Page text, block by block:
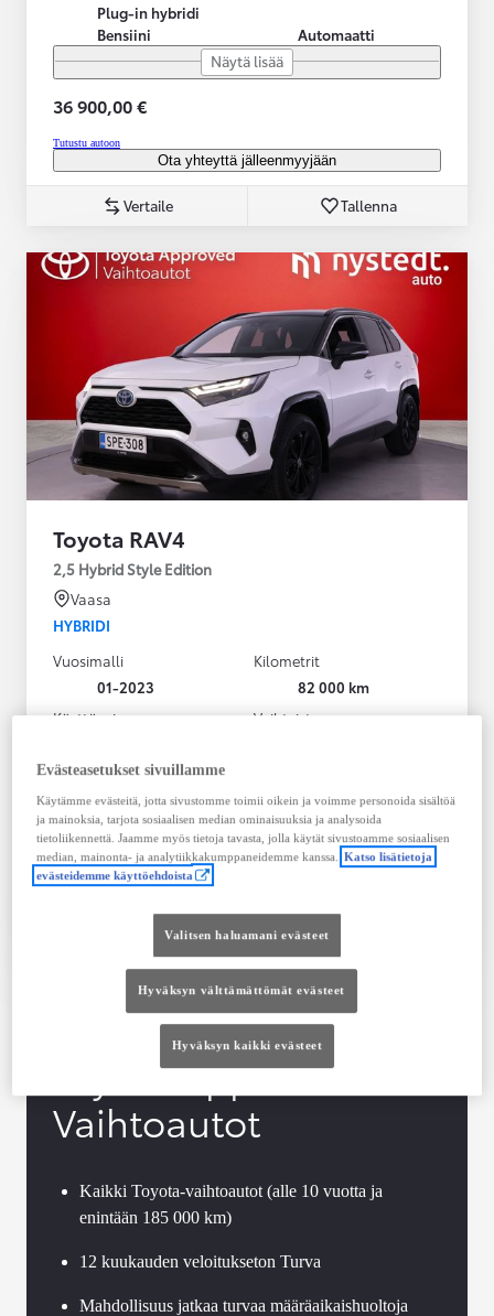
Plug-in hybridi
Bensiini
Automaatti
Näytä lisää
36 900,00 €
Tutustu autoon
Ota yhteyttä jälleenmyyjään
Vertaile Tallenna
Toyota RAV4
2,5 Hybrid Style Edition
Vaasa
HYBRIDI
Vuosimalli
01-2023
Kilometrit
82 000 km
Käyttövoima
Vaihteisto
Näytä lisää
38 900,00 €
495,30 € / kk
Tutustu autoon
Vertaile
Toyota Approved
Vaihtoautot
Kaikki Toyota-vaihtoautot (alle 10 vuotta ja
enintään 185 000 km)
12 kuukauden veloitukseton Turva
Mahdollisuus jatkaa turvaa määräaikaishuoltoja
Evästeasetukset sivuillamme
Käytämme evästeitä, jotta sivustomme toimii oikein ja voimme personoida sisältöä
ja mainoksia, tarjota sosiaalisen median ominaisuuksia ja analysoida
tietoliikennettä. Jaamme myös tietoja tavasta, jolla käytät sivustoamme sosiaalisen
median, mainonta- ja analytiikkakumppaneidemme kanssa. Katso lisätietoja
evästeidemme käyttöehdoista
Valitsen haluamani evästeet
Hyväksyn välttämättömät evästeet
Hyväksyn kaikki evästeet